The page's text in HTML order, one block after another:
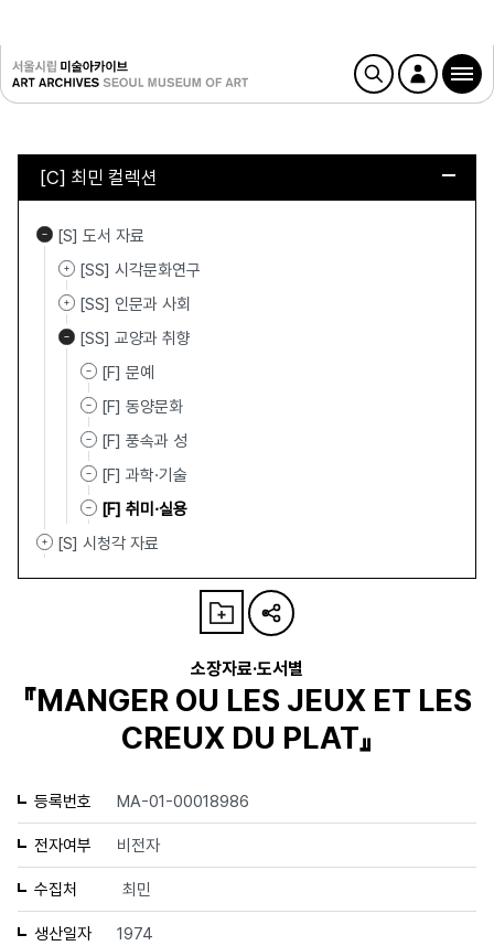
[C] 최민 컬렉션
[S] 도서 자료
[SS] 시각문화연구
[SS] 인문과 사회
[SS] 교양과 취향
[F] 문예
[F] 동양문화
[F] 풍속과 성
[F] 과학·기술
[F] 취미·실용
[S] 시청각 자료
소장자료·도서별
『MANGER OU LES JEUX ET LES
CREUX DU PLAT』
등록번호 MA-01-00018986
전자여부 비전자
수집처 최민
생산일자 1974